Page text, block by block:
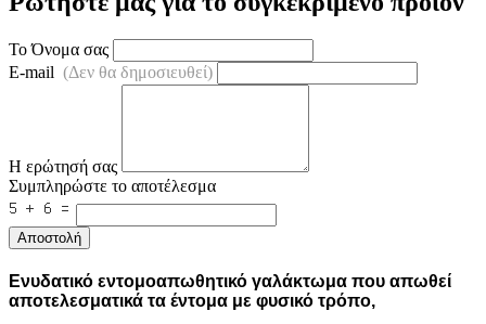
Το Όνομα σας
E-mail (Δεν θα δημοσιευθεί)
Η ερώτησή σας
Συμπληρώστε το αποτέλεσμα
Αποστολή
Ενυδατικό εντομοαπωθητικό γαλάκτωμα που απωθεί
αποτελεσματικά τα έντομα με φυσικό τρόπο,